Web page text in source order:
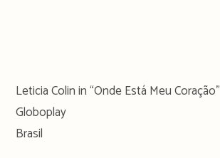
Leticia Colin in “Onde Está Meu Coração”
Globoplay
Brasil